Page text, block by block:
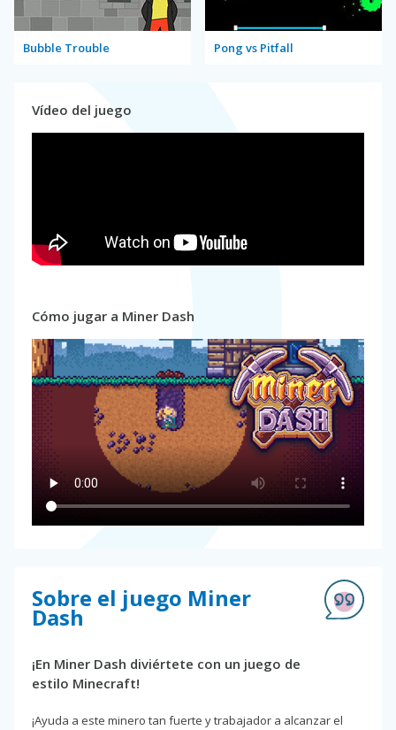
Bubble Trouble Pong vs Pitfall
Vídeo del juego
Cómo jugar a Miner Dash
Sobre el juego Miner
Dash
¡En Miner Dash diviértete con un juego de
estilo Minecraft!
¡Ayuda a este minero tan fuerte y trabajador a alcanzar el